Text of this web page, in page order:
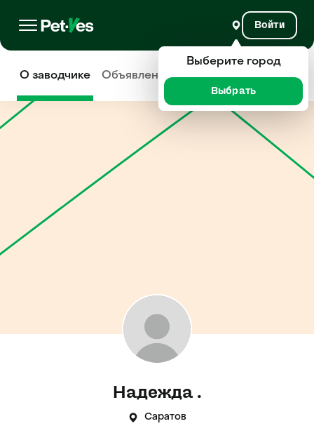
Войти
О заводчике Объявления Отзывы
Надежда .
Саратов
Выберите город
Выбрать